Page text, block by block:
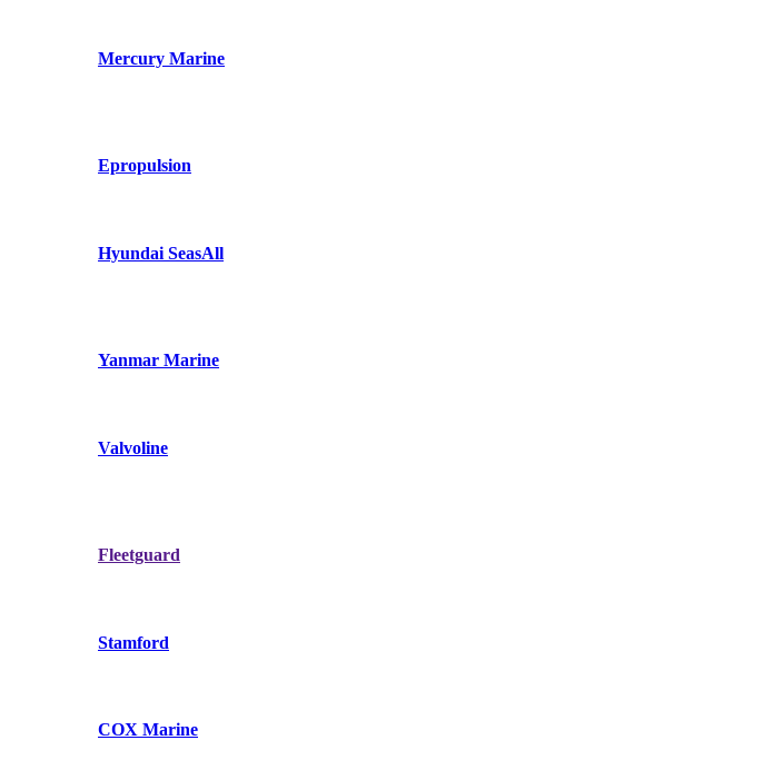
Mercury Marine
Epropulsion
Hyundai SeasAll
Yanmar Marine
Valvoline
Fleetguard
Stamford
COX Marine